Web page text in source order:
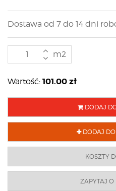
Dostawa od 7 do 14 dni
m2
Wartość: 101.00zł
DODAJ
DODAJ
KOSZTY
ZAPYTAJ O